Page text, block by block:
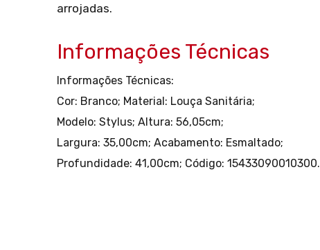
arrojadas.
Informações Técnicas
Informações Técnicas:
Cor: Branco; Material: Louça Sanitária;
Modelo: Stylus; Altura: 56,05cm;
Largura: 35,00cm; Acabamento: Esmaltado;
Profundidade: 41,00cm; Código: 15433090010300.